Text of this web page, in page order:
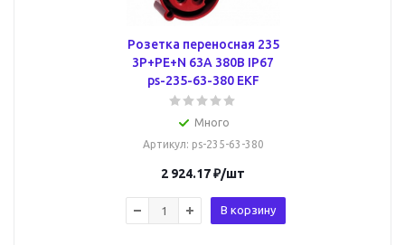
Розетка переносная 235
3Р+РЕ+N 63А 380В IP67
ps-235-63-380 EKF
Много
Артикул: ps-235-63-380
2 924.17₽/шт
В корзину